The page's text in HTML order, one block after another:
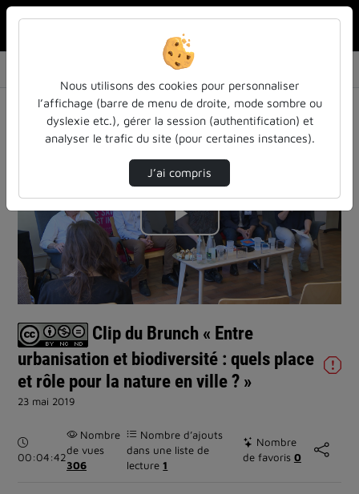
Le BRUNCH - Le goût de partager ses idées
Clip Du Brunch « Entre Urbanisation Et Biodi…
Le BRUNCH - Le goût de partager ses idées
Lire
la
vidéo
Clip du Brunch « Entre
urbanisation et biodiversité : quels place
et rôle pour la nature en ville ? »
23 mai 2019
Durée :
00:04:42
Nombre
de vues
306
Nombre d’ajouts
dans une liste de
lecture1
Nombre
de favoris 0
Nous utilisons des cookies pour personnaliser
l’affichage (barre de menu de droite, mode sombre ou
dyslexie etc.), gérer la session (authentification) et
analyser le trafic du site (pour certaines instances).
J’ai compris